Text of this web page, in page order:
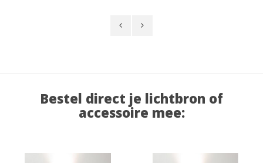
Bestel direct je lichtbron of
accessoire mee: